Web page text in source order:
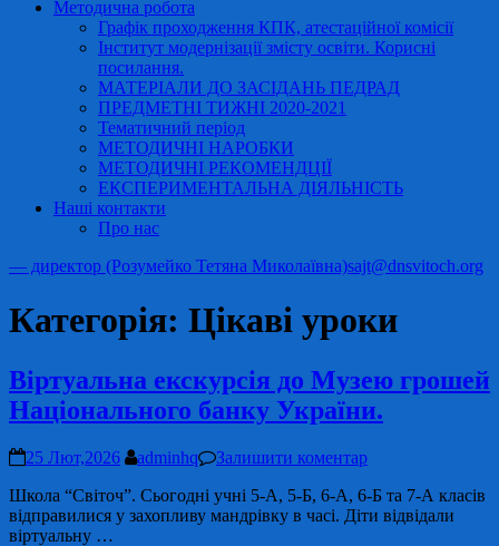
Методична робота
Графік проходження КПК, атестаційної комісії
Інститут модернізації змісту освіти. Корисні
посилання.
МАТЕРІАЛИ ДО ЗАСІДАНЬ ПЕДРАД
ПРЕДМЕТНІ ТИЖНІ 2020-2021
Тематичний період
МЕТОДИЧНІ НАРОБКИ
МЕТОДИЧНІ РЕКОМЕНДЦІЇ
ЕКСПЕРИМЕНТАЛЬНА ДІЯЛЬНІСТЬ
Наші контакти
Про нас
— директор (Розумейко Тетяна Миколаївна)sajt@dnsvitoch.org
Категорія: Цікаві уроки
Віртуальна екскурсія до Музею грошей
Національного банку України.
25 Лют,2026 adminhq
Залишити коментар
Школа “Світоч”. Сьогодні учні 5-А, 5-Б, 6-А, 6-Б та 7-А класів
відправилися у захопливу мандрівку в часі. Діти відвідали
віртуальну …